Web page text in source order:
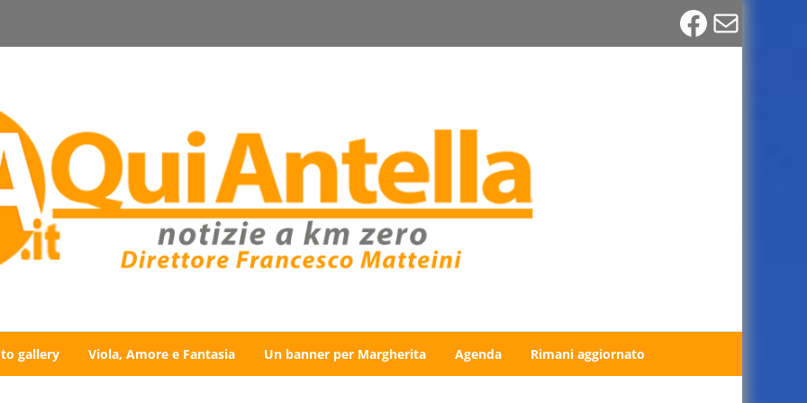
Email
gallery Viola, Amore e Fantasia Un banner per Margherita Agenda Rimani aggiornato